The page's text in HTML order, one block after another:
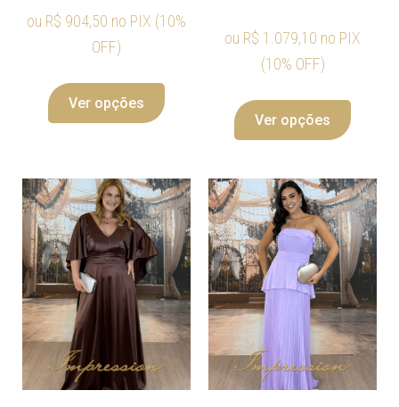
ou R$ 904,50 no PIX (10%
OFF)
Ver opções
ou R$ 1.079,10 no PIX
(10% OFF)
Ver opções